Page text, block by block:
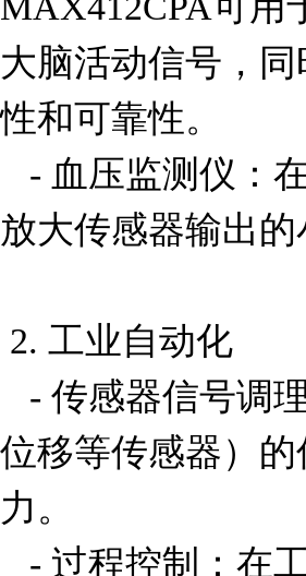
大脑活动信号，
性和可靠性。
放大传感器输出的
位移等传感器）
力。